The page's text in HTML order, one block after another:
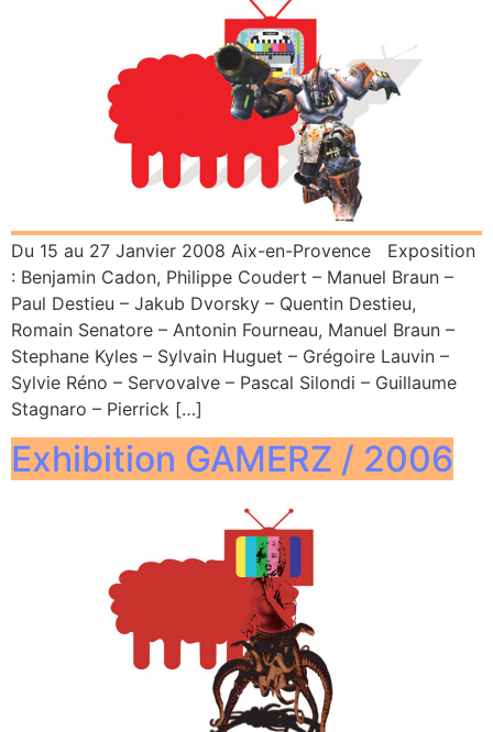
Du 15 au 27 Janvier 2008 Aix-en-Provence Exposition
: Benjamin Cadon, Philippe Coudert – Manuel Braun –
Paul Destieu – Jakub Dvorsky – Quentin Destieu,
Romain Senatore – Antonin Fourneau, Manuel Braun –
Stephane Kyles – Sylvain Huguet – Grégoire Lauvin –
Sylvie Réno – Servovalve – Pascal Silondi – Guillaume
Stagnaro – Pierrick […]
Exhibition GAMERZ / 2006